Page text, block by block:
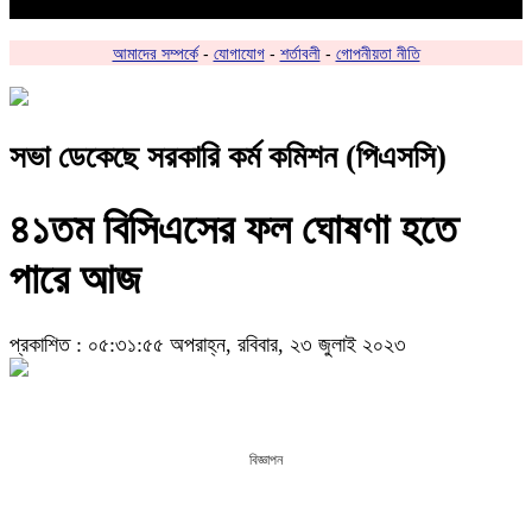
আমাদের সম্পর্কে- যোগাযোগ- শর্তাবলী- গোপনীয়তা নীতি
সভা ডেকেছে সরকারি কর্ম কমিশন (পিএসসি)
৪১তম বিসিএসের ফল ঘোষণা হতে
পারে আজ
প্রকাশিত : ০৫:৩১:৫৫ অপরাহ্ন, রবিবার, ২৩ জুলাই ২০২৩
বিজ্ঞাপন